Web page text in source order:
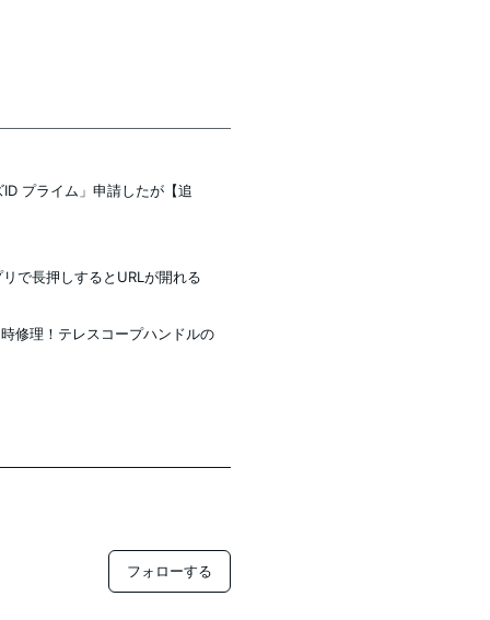
プライム」申請したが【追
で長押しするとURLが開れる
修理！テレスコープハンドルの
フォローする